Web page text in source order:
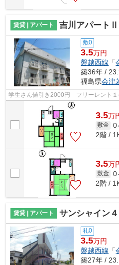
賃貸 | アパート 吉川アパートⅡ
敷0
3.5万円
磐越西線 「
築36年 /
福島県会津
学生さん値引き2000円 フリーレント１
3.5万
敷金 0
2階 /
3.5万
敷金 0
2階 /
賃貸 | アパート サンシャイン
礼0
3.5万円
磐越西線 「
築27年 /